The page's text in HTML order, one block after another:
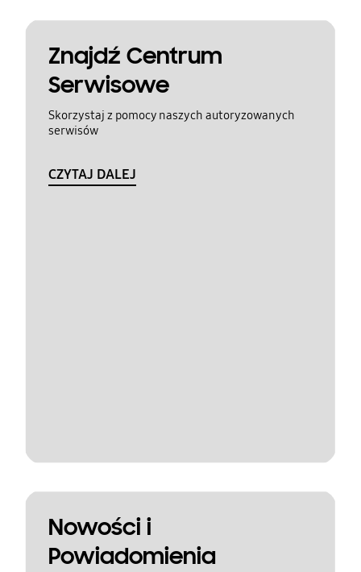
Znajdź Centrum
Serwisowe
Skorzystaj z pomocy naszych autoryzowanych
serwisów
CZYTAJ DALEJ
Nowości i
Powiadomienia